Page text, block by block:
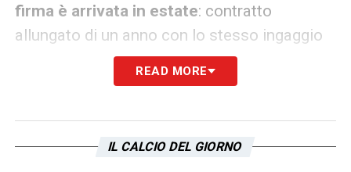
firma è arrivata in estate: contratto
allungato di un anno con lo stesso ingaggio
diCaicedo(QUI la notizia) eCorrea(QUIla
notizia), s’era garantita già il sì del Sergente.
READ MORE
IL CALCIO DEL GIORNO